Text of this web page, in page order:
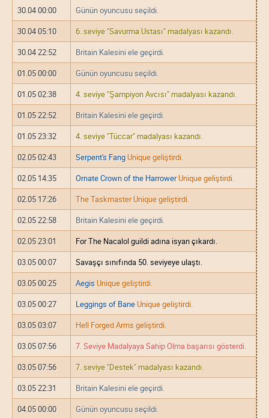
30.04 00:00
Günün oyuncusu seçildi.
30.04 05:10
6. seviye "Savurma Ustası" madalyası kazandı.
30.04 22:52
Britain Kalesini ele geçirdi.
01.05 00:00
Günün oyuncusu seçildi.
01.05 02:38
4. seviye "Şampiyon Avcısı" madalyası kazandı.
01.05 22:52
Britain Kalesini ele geçirdi.
01.05 23:32
4. seviye "Tüccar" madalyası kazandı.
02.05 02:43
Serpent's FangUnique geliştirdi.
02.05 14:35
Ornate Crown of the HarrowerUnique geliştirdi.
02.05 17:26
The Taskmaster Unique geliştirdi.
02.05 22:58
Britain Kalesini ele geçirdi.
02.05 23:01
For The Nacalol guildi adına isyan çıkardı.
03.05 00:07
Savaşçı sınıfında 50. seviyeye ulaştı.
03.05 00:25
AegisUnique geliştirdi.
03.05 00:27
Leggings of BaneUnique geliştirdi.
03.05 03:07
Hell Forged Arms geliştirdi.
03.05 07:56
7. Seviye Madalyaya Sahip Olma başarısı gösterdi.
03.05 07:56
7. seviye "Destek" madalyası kazandı.
03.05 22:31
Britain Kalesini ele geçirdi.
04.05 00:00
Günün oyuncusu seçildi.